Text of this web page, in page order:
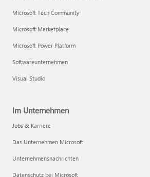
Microsoft Tech Community
Microsoft Marketplace
Microsoft Power Platform
Softwareunternehmen
Visual Studio
Im Unternehmen
Jobs & Karriere
Das Unternehmen Microsoft
Unternehmensnachrichten
Datenschutz bei Microsoft